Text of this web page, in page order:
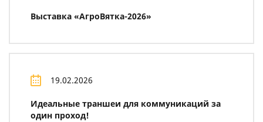
Выставка «АгроВятка-2026»
19.02.2026
Идеальные траншеи для коммуникаций за
один проход!